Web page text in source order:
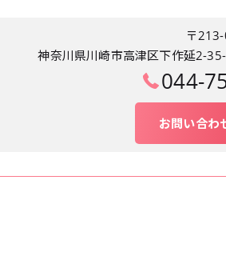
〒
神奈川県川崎市高津区下作延2-
044-
お問い合わ